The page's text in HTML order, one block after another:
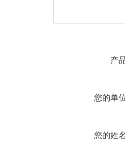
产
您的单
您的姓